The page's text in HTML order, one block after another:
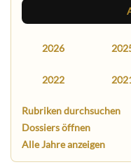
2026
2022
Rubriken durchsuchen
Dossiers öffnen
Alle Jahre anzeigen